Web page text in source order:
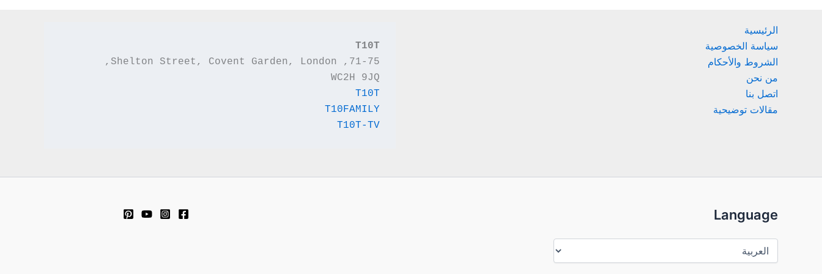
الرئيسية
سياسة الخصوصية
الشروط والأحكام
من نحن
اتصل بنا
مقالات توضيحية
T10T
71-75, Shelton Street, Covent Garden, London,
WC2H 9JQ
T10T
T10FAMILY
T10T-TV
Language